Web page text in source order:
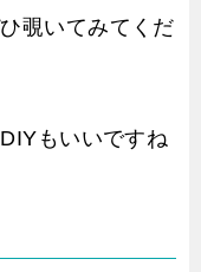
覗いてみてくだ
もいいですね